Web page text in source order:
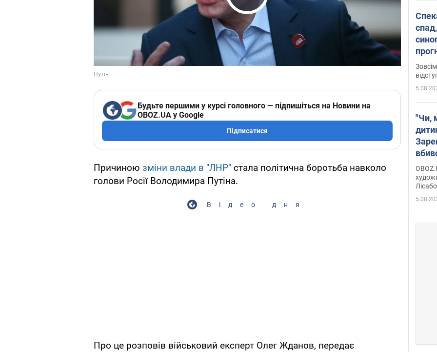
Play Video
Будьте першими у курсі головного — підпишіться на Новини на
OBOZ.UA у Google
Підписатися
Причиною зміни влади в "ЛНР" стала політична боротьба навколо
голови Росії Володимира Путіна.
Відео дня
Про це розповів військовий експерт Олег Жданов, передає
"Чи,
в